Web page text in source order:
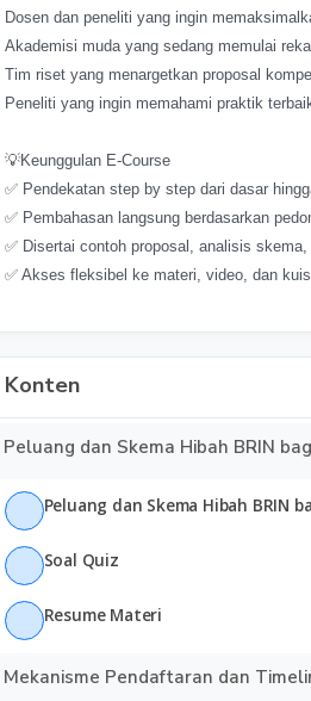
Dosen dan peneliti yang ingin
Akademisi muda yang sedang memulai
Tim riset yang menargetkan proposal
Peneliti yang ingin memahami praktik
💡Keunggulan E-Course
✅ Pendekatan step by step dari dasar
✅ Pembahasan langsung berdasarkan
✅ Disertai contoh proposal, analisis
✅ Akses fleksibel ke materi, video, dan
Konten
Peluang dan Skema Hibah BRIN
Peluang dan Skema Hibah BRIN
Soal Quiz
Resume Materi
Mekanisme Pendaftaran dan